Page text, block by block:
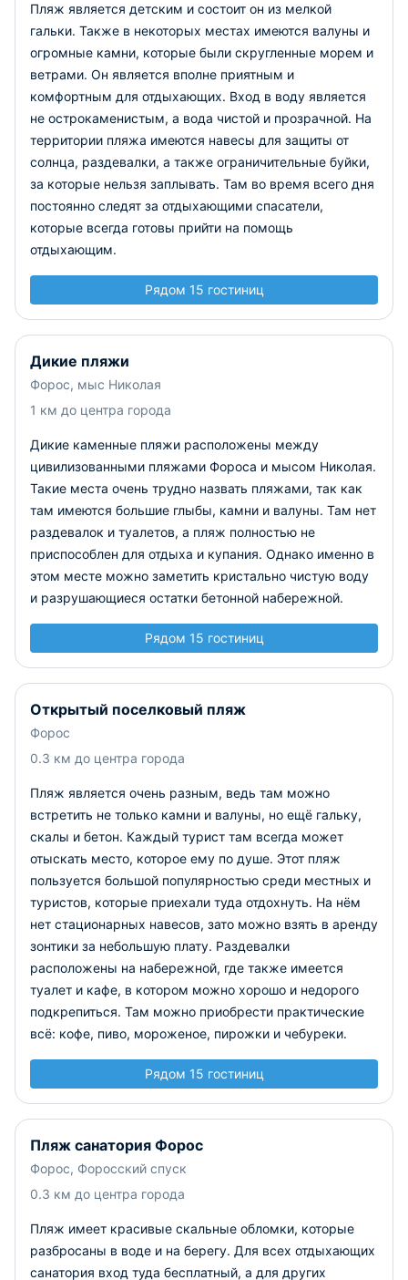
Пляж является детским и состоит он из мелкой
гальки. Также в некоторых местах имеются валуны и
огромные камни, которые были скругленные морем и
ветрами. Он является вполне приятным и
комфортным для отдыхающих. Вход в воду является
не острокаменистым, а вода чистой и прозрачной. На
территории пляжа имеются навесы для защиты от
солнца, раздевалки, а также ограничительные буйки,
за которые нельзя заплывать. Там во время всего дня
постоянно следят за отдыхающими спасатели,
которые всегда готовы прийти на помощь
отдыхающим.
Рядом 15 гостиниц
Дикие пляжи
Форос, мыс Николая
1 км до центра города
Дикие каменные пляжи расположены между
цивилизованными пляжами Фороса и мысом Николая.
Такие места очень трудно назвать пляжами, так как
там имеются большие глыбы, камни и валуны. Там нет
раздевалок и туалетов, а пляж полностью не
приспособлен для отдыха и купания. Однако именно в
этом месте можно заметить кристально чистую воду
и разрушающиеся остатки бетонной набережной.
Рядом 15 гостиниц
Открытый поселковый пляж
Форос
0.3 км до центра города
Пляж является очень разным, ведь там можно
встретить не только камни и валуны, но ещё гальку,
скалы и бетон. Каждый турист там всегда может
отыскать место, которое ему по душе. Этот пляж
пользуется большой популярностью среди местных и
туристов, которые приехали туда отдохнуть. На нём
нет стационарных навесов, зато можно взять в аренду
зонтики за небольшую плату. Раздевалки
расположены на набережной, где также имеется
туалет и кафе, в котором можно хорошо и недорого
подкрепиться. Там можно приобрести практические
всё: кофе, пиво, мороженое, пирожки и чебуреки.
Рядом 15 гостиниц
Пляж санатория Форос
Форос, Форосский спуск
0.3 км до центра города
Пляж имеет красивые скальные обломки, которые
разбросаны в воде и на берегу. Для всех отдыхающих
санатория вход туда бесплатный, а для других